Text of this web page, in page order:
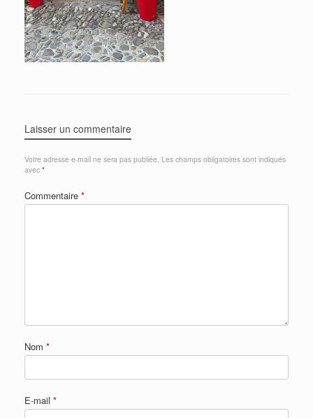
Laisser un commentaire
Votre adresse e-mail ne sera pas publiée. Les champs obligatoires sont indiqués
avec *
Commentaire *
Nom *
E-mail *